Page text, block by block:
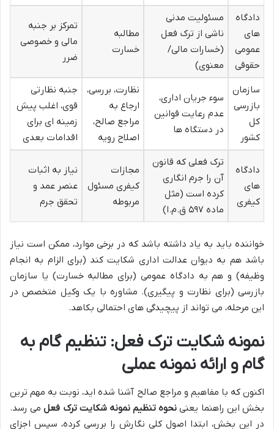
دادگاه
های
عمومی
حقوقی
مسئولیت مدنی
ناشی از ترک فعل
(خسارات مالی/
معنوی)
مطالبه
خسارت
تمرکز بر جنبه
مالی و خصوصی
ضرر
سازمان
بازرسی
کل
کشور
سوء جریان اداری،
عدم رعایت قوانین
در دستگاه ها
نظارت، بررسی،
ارجاع به
مراجع صالح،
اصلاح رویه
جنبه نظارتی
قوی، اغلب پیش
زمینه ای برای
اقدامات بعدی
دادگاه
های
کیفری
ترک فعلی که قانون
آن را جرم انگاری
کرده است (مثل
ماده ۵۹۷ ق.م.ا)
مجازات
کیفری مسئول
مربوطه
نیاز به اثبات
عنصر عمد و
تحقق جرم
خواننده باید به یاد داشته باشد که در برخی موارد، ممکن است نیاز
باشد هم به دیوان عدالت اداری شکایت کند (برای الزام به انجام
وظیفه) و هم به دادگاه عمومی (برای مطالبه خسارت) یا سازمان
بازرسی (برای نظارت و پیگیری). مشاوره با یک وکیل متخصص در
این مرحله، می تواند از پیچیدگی های احتمالی بکاهد.
نمونه شکایت ترک فعل: تنظیم گام به
گام و ارائه نمونه عملی
اکنون که با مفاهیم و مراجع صالح آشنا شده اید، نوبت به مهم ترین
بخش این راهنما یعنی نحوه تنظیم نمونه شکایت ترک فعلمی رسد.
در این بخش، ابتدا اصول کلی نگارش را بررسی کرده، سپس اجزای